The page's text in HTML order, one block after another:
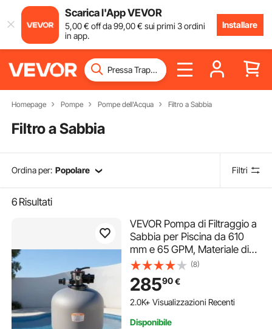
Scarica l'App VEVOR
5,00€ off da99,00€ sui primi 3 ordini
in app.
Installare
Homepage Pompe Pompe dell'Acqua Filtro a Sabbia
Filtro a Sabbia
Ordina per: Popolare Filtri
6 Risultati
VEVOR Pompa di Filtraggio a
Sabbia per Piscina da 610
mm e 65 GPM, Materiale di
PE con Valvola Multi Porta a 7
Vie, Risciacquo, Scarico,
Modalità Invernale e Chiusa,
per Piscine Fuori Terra
(8)
28590€
2.0K+ Visualizzazioni Recenti
Disponibile